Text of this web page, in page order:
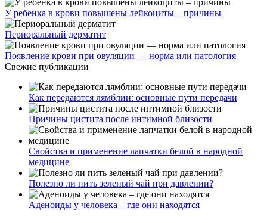
У ребенка в крови повышены лейкоциты – причины
Периоральный дерматит
Появление крови при овуляции — норма или патология
Свежие публикации
Как передаются лямблии: основные пути передачи
Причины цистита после интимной близости
Свойства и применение лапчатки белой в народной
медицине
Полезно ли пить зеленый чай при давлении?
Аденоиды у человека – где они находятся